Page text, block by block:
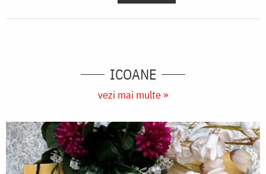
ICOANE
vezi mai multe »